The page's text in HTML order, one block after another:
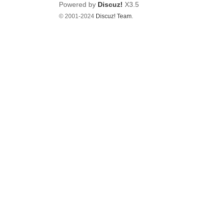
Powered by Discuz! X3.5
© 2001-2024 Discuz! Team.